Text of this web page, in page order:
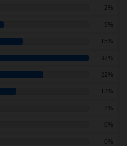
2%
9%
15%
37%
22%
13%
2%
0%
0%